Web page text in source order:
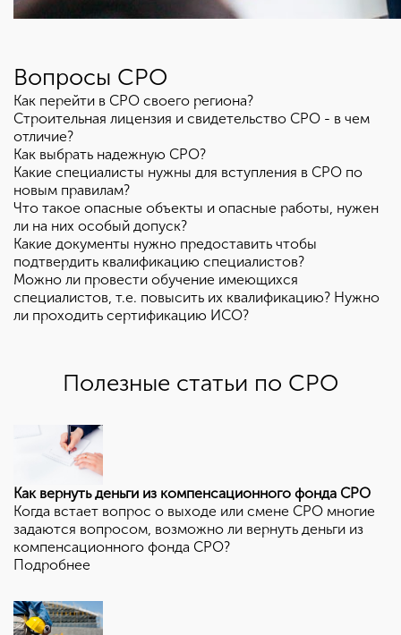
Вопросы СРО
Как перейти в СРО своего региона?
Строительная лицензия и свидетельство СРО - в чем
отличие?
Как выбрать надежную СРО?
Какие специалисты нужны для вступления в СРО по
новым правилам?
Что такое опасные объекты и опасные работы, нужен
ли на них особый допуск?
Какие документы нужно предоставить чтобы
подтвердить квалификацию специалистов?
Можно ли провести обучение имеющихся
специалистов, т.е. повысить их квалификацию? Нужно
ли проходить сертификацию ИСО?
Полезные статьи по СРО
Как вернуть деньги из компенсационного фонда СРО
Когда встает вопрос о выходе или смене СРО многие
задаются вопросом, возможно ли вернуть деньги из
компенсационного фонда СРО?
Подробнее